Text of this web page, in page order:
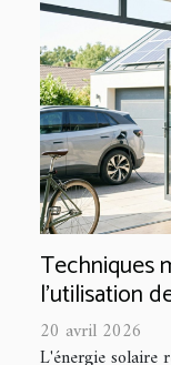
Techniques
l'utilisation
20 avril 2026
L'énergie solaire